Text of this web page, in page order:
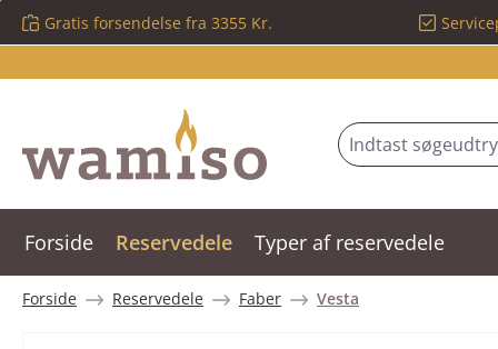
til hovedindhold
Spring til søgning
Gå til hovednavigation
Gratis forsendelse fra 3355 Kr.
Forside Reservedele Typer af reservedele
Forside Reservedele Faber Vesta